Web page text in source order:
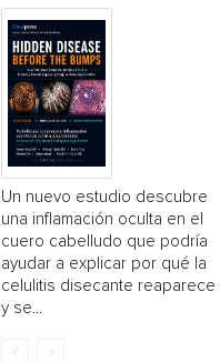
Un nuevo estudio descubre
una inflamación oculta en el
cuero cabelludo que podría
ayudar a explicar por qué la
celulitis disecante reaparece
y se...